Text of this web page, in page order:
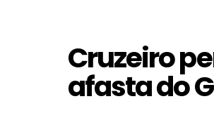
Cruzeiro
afasta do